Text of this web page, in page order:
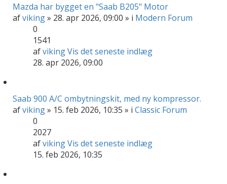
Mazda har bygget en "Saab B205" Motor
afviking» 28. apr 2026, 09:00 » i Modern Forum
0
1541
afvikingVis det seneste indlæg
28. apr 2026, 09:00
Saab 900 A/C ombytningskit, med ny kompressor.
afviking» 15. feb 2026, 10:35 » i Classic Forum
0
2027
afvikingVis det seneste indlæg
15. feb 2026, 10:35